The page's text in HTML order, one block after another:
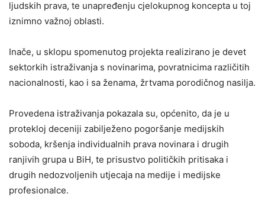
ljudskih prava, te unapređenju cjelokupnog koncepta u toj
iznimno važnoj oblasti.
Inače, u sklopu spomenutog projekta realizirano je devet
sektorkih istraživanja s novinarima, povratnicima različitih
nacionalnosti, kao i sa ženama, žrtvama porodičnog nasilja.
Provedena istraživanja pokazala su, općenito, da je u
protekloj deceniji zabilježeno pogoršanje medijskih
soboda, kršenja individualnih prava novinara i drugih
ranjivih grupa u BiH, te prisustvo političkih pritisaka i
drugih nedozvoljenih utjecaja na medije i medijske
profesionalce.